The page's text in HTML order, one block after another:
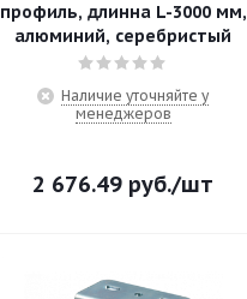
профиль, длинна L-3000 мм,
алюминий, серебристый
Наличие уточняйте у
менеджеров
2 676.49 руб./шт